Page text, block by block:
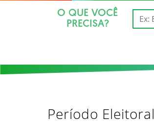
O QUE VOCÊ
PRECISA?
Período Eleitoral